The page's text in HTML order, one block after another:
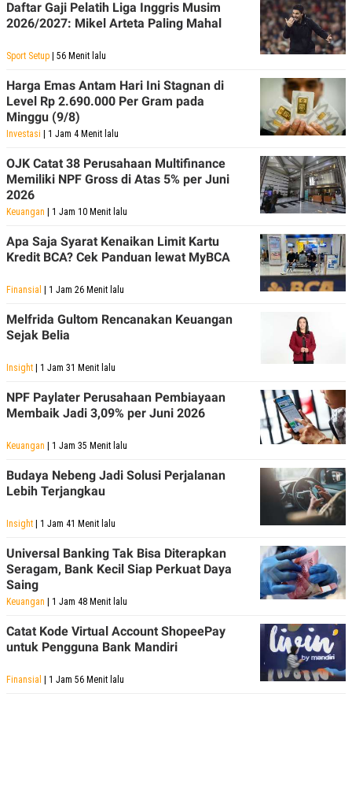
RT
I
S
N
K
G
M
D
A
.
I
D
SITEMAPPROFILETERM
USE
PEMBERITAAN
SIBER
POLICY
Daftar Gaji Pelatih Liga Inggris Musim
2026/2027: Mikel Arteta Paling Mahal
Sport Setup | 56 Menit lalu
Harga Emas Antam Hari Ini Stagnan di
Level Rp 2.690.000 Per Gram pada
Minggu (9/8)
Investasi | 1 Jam 4 Menit lalu
OJK Catat 38 Perusahaan Multifinance
Memiliki NPF Gross di Atas 5% per Juni
2026
Keuangan | 1 Jam 10 Menit lalu
Apa Saja Syarat Kenaikan Limit Kartu
Kredit BCA? Cek Panduan lewat MyBCA
Finansial | 1 Jam 26 Menit lalu
Melfrida Gultom Rencanakan Keuangan
Sejak Belia
Insight | 1 Jam 31 Menit lalu
NPF Paylater Perusahaan Pembiayaan
Membaik Jadi 3,09% per Juni 2026
Keuangan | 1 Jam 35 Menit lalu
Budaya Nebeng Jadi Solusi Perjalanan
Lebih Terjangkau
Insight | 1 Jam 41 Menit lalu
Universal Banking Tak Bisa Diterapkan
Seragam, Bank Kecil Siap Perkuat Daya
Saing
Keuangan | 1 Jam 48 Menit lalu
Catat Kode Virtual Account ShopeePay
untuk Pengguna Bank Mandiri
Finansial | 1 Jam 56 Menit lalu